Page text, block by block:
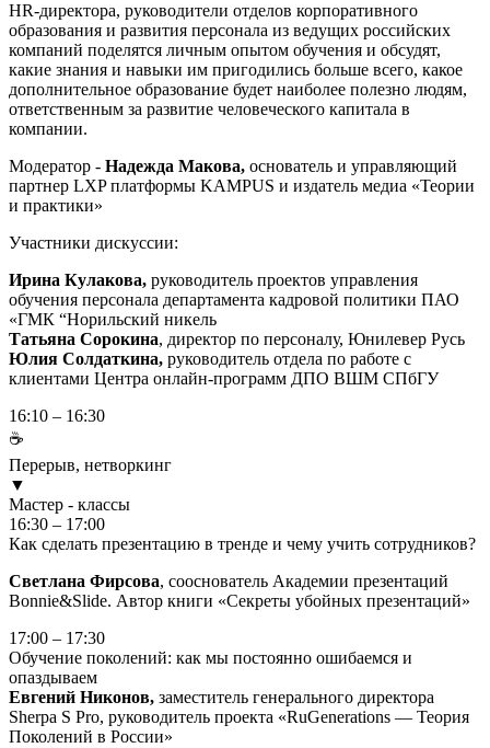
HR-директора, руководители отделов корпоративного
образования и развития персонала из ведущих российских
компаний поделятся личным опытом обучения и обсудят,
какие знания и навыки им пригодились больше всего, какое
дополнительное образование будет наиболее полезно людям,
ответственным за развитие человеческого капитала в
компании.
Модератор - Надежда Макова, основатель и управляющий
партнер LXP платформы KAMPUS и издатель медиа «Теории
и практики»
Участники дискуссии:
Ирина Кулакова, руководитель проектов управления
обучения персонала департамента кадровой политики ПАО
«ГМК “Норильский никель
Татьяна Сорокина, директор по персоналу, Юнилевер Русь
Юлия Солдаткина, руководитель отдела по работе с
клиентами Центра онлайн-программ ДПО ВШМ СПбГУ
16:10 – 16:30
☕
Перерыв, нетворкинг
▼
Мастер - классы
16:30 – 17:00
Как сделать презентацию в тренде и чему учить сотрудников?
Светлана Фирсова, сооснователь Академии презентаций
Bonnie&Slide. Автор книги «Секреты убойных презентаций»
17:00 – 17:30
Обучение поколений: как мы постоянно ошибаемся и
опаздываем
Евгений Никонов, заместитель генерального директора
Sherpa S Pro, руководитель проекта «‎RuGenerations — Теория
Поколений в России»